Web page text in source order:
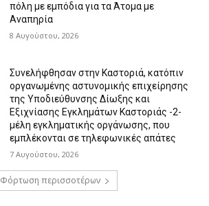
πόλη με εμπόδια για τα Άτομα με
Αναπηρία
8 Αυγούστου, 2026
Συνελήφθησαν στην Καστοριά, κατόπιν
οργανωμένης αστυνομικής επιχείρησης
της Υποδιεύθυνσης Δίωξης και
Εξιχνίασης Εγκλημάτων Καστοριάς -2-
μέλη εγκληματικής οργάνωσης, που
εμπλέκονται σε τηλεφωνικές απάτες
7 Αυγούστου, 2026
Φόρτωση περισσοτέρων